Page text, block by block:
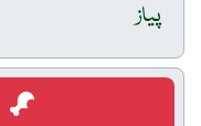
پیاز